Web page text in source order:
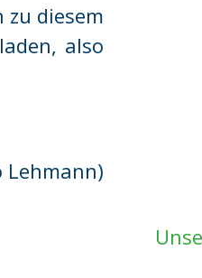
diesem
also
Lehmann)